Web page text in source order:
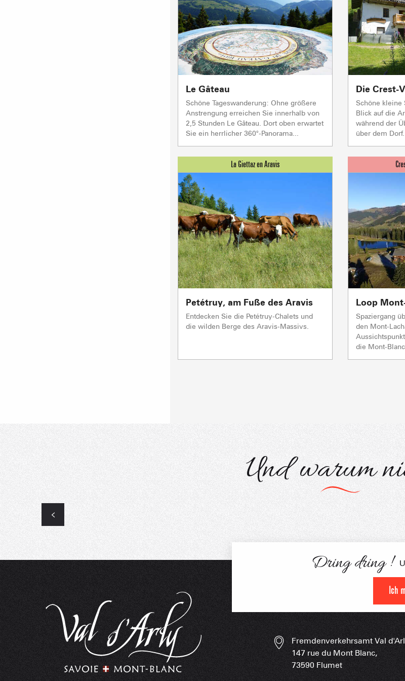
TC
TSF RAVINE
CAISSE
TC de la
TSD Mont
Mise à jour : 06
Le Gâteau
Schöne Tageswanderung: Ohne größere
Anstrengung erreichen Sie innerhalb von
2,5 Stunden Le Gâteau. Dort oben erwartet
Sie ein herrlicher 360°-Panorama...
Die Crest-
Schöne kleine
Blick auf die
während der
über dem Dorf.
Petétruy, am Fuße des Aravis
Entdecken Sie die Petétruy-Chalets und
die wilden Berge des Aravis-Massivs.
Loop
Spaziergang
den Mont-
die Mont-
Und warum
Dring dring !
Ich
Fremdenverkehrsamt Val
147 rue du Mont Blanc,
73590 Flumet